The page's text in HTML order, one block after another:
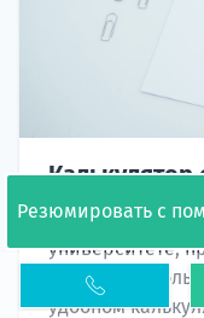
Калькулятор
Рассчитайте
университете,
расходы в
удобном
Резюмировать с